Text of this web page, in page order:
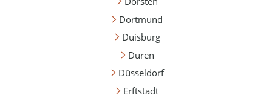
Dortmund
Duisburg
Düren
Düsseldorf
Erftstadt